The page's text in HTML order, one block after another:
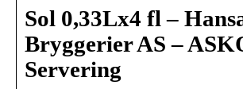
Sol 0,33Lx4 fl –
Bryggerier AS –
Servering